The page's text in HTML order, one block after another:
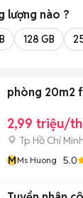
lượng nào ?
128 GB
phòng 20m2
2,99 triệu/
Tp Hồ Chí Minh
MMs Huong 5.0